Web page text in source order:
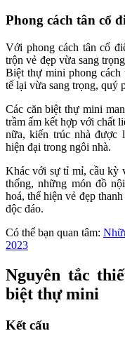
Phong cách tân cổ
Với phong cách tân cổ
trộn vẻ đẹp vừa sang
Biệt thự mini phong cách
tế lại vừa sang trọng, quý
Các căn biệt thự mini
trầm ấm kết hợp với chất
nữa, kiến trúc nhà được
hiện đại trong ngôi nhà.
Khác với sự tỉ mỉ, cầu kỳ
thống, những món đồ
hoá, thể hiện vẻ đẹp
độc đáo.
Có thể bạn quan tâm:
2023
Nguyên tắc
biệt thự mini
Kết cấu